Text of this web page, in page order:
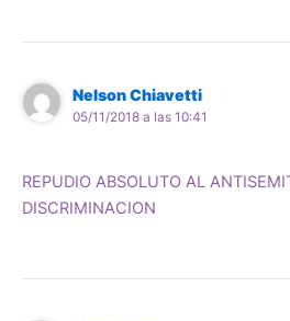
Nelson Chiavetti
05/11/2018 a las 10:41
REPUDIO ABSOLUTO AL
DISCRIMINACION